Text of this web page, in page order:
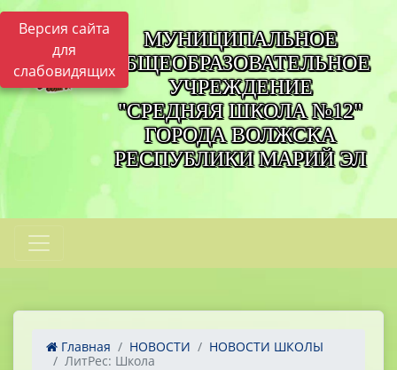
Версия сайта
для
слабовидящих
МУНИЦИПАЛЬНОЕ
ОБЩЕОБРАЗОВАТЕЛЬНОЕ
УЧРЕЖДЕНИЕ
"СРЕДНЯЯ ШКОЛА №12"
ГОРОДА ВОЛЖСКА
РЕСПУБЛИКИ МАРИЙ ЭЛ
Главная НОВОСТИ
НОВОСТИ ШКОЛЫ
ЛитРес: Школа